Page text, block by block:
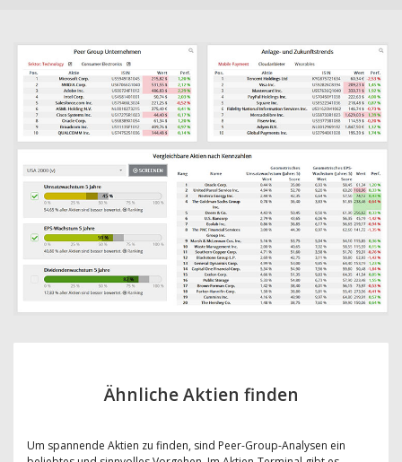
Ähnliche Aktien finden
Um spannende Aktien zu finden, sind Peer-Group-Analysen ein